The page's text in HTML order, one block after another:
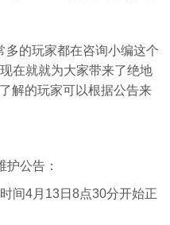
多的玩家都在咨询小编这个
在就就为大家带来了绝地
解的玩家可以根据公告来
公告：
间4月13日8点30分开始正